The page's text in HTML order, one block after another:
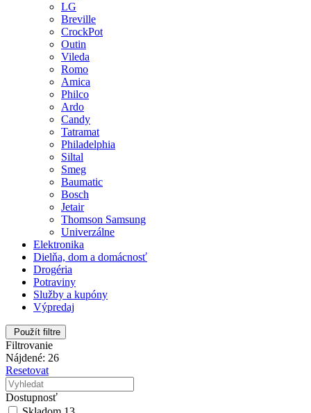
LG
Breville
CrockPot
Outin
Vileda
Romo
Amica
Philco
Ardo
Candy
Tatramat
Philadelphia
Siltal
Smeg
Baumatic
Bosch
Jetair
Thomson Samsung
Univerzálne
Elektronika
Dielňa, dom a domácnosť
Drogéria
Potraviny
Služby a kupóny
Výpredaj
Použít filtre
Filtrovanie
Nájdené: 26
Resetovat
Dostupnosť